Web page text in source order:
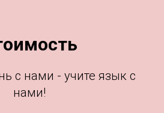
с нами - учите язык с
нами!